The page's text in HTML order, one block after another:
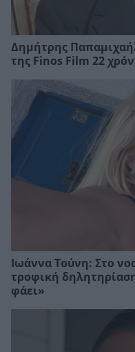
Δημήτρης
της Finos Film 22
Ιωάννα Τούνη: Στο
τροφική
φάει»